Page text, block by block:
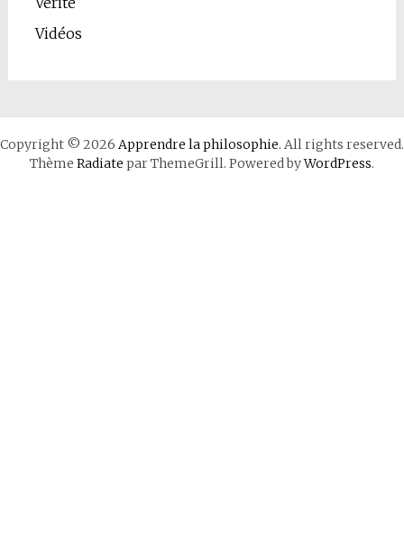
Vidéos
Copyright © 2026 Apprendre la philosophie. All rights reserved.
Thème Radiate par ThemeGrill. Powered byWordPress.